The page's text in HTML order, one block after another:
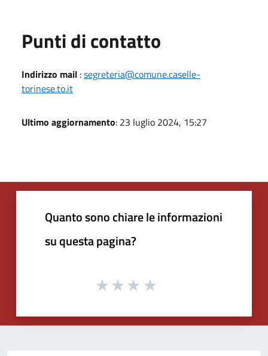
Punti di contatto
Indirizzo mail :segreteria@comune.caselle-
torinese.to.it
Ultimo aggiornamento: 23 luglio 2024, 15:27
Quanto sono chiare le informazioni
su questa pagina?